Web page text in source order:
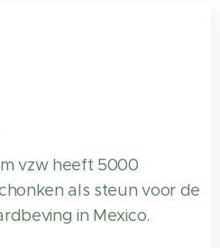
vzw heeft 5000
als steun voor de
in Mexico.